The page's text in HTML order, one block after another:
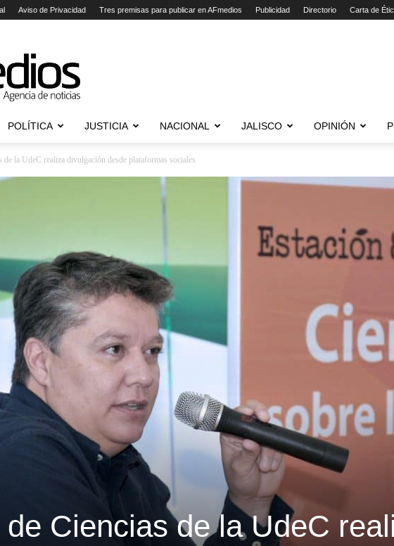
Aviso de Privacidad Tres premisas para publicar en AFmedios Publicidad Directorio Carta de
POLÍTICA JUSTICIA NACIONAL JALISCO OPINIÓN
de la UdeC realiza divulgación desde plataformas sociales
Ciencias de la UdeC